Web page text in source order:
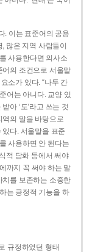
. 이는 표준어의 공용
많은 지역 사람들이
사용한다면 의사소
어의 조건으로 서울말
소가 있다. “나두 간
어는 아니다. 교양 있
아 ‘도’라고 쓰는 것
역의 말을 바탕으로
다. 서울말을 표준
사용하면 안 된다는
적 담화 등에서 써야
까지 꼭 써야 하는 말
치를 보존하는 소중한
는 긍정적 기능을 하
규정하였던 형태